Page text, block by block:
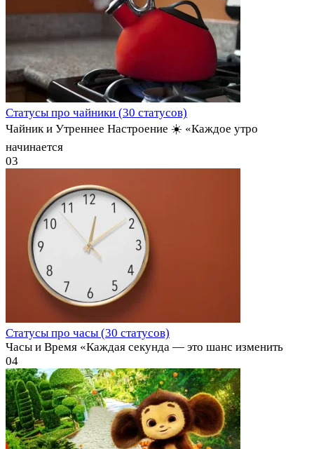
Статусы про чайники (30 статусов)
Чайник и Утреннее Настроение ☀️ «Каждое утро
начинается
03
Статусы про часы (30 статусов)
Часы и Время «Каждая секунда — это шанс изменить
04